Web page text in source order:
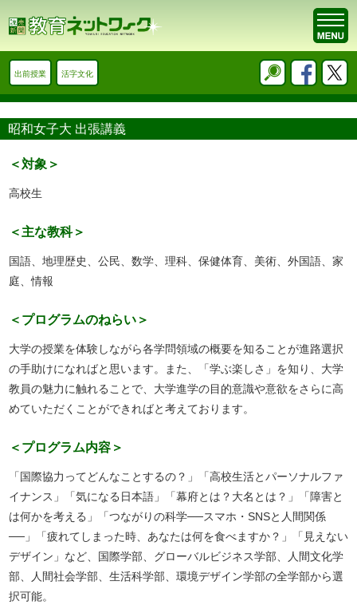
出前授業 活字文化
昭和女子大 出張講義
＜対象＞
高校生
＜主な教科＞
国語、地理歴史、公民、数学、理科、保健体育、美術、外国語、家
庭、情報
＜プログラムのねらい＞
大学の授業を体験しながら各学問領域の概要を知ることが進路選択
の手助けになればと思います。また、「学ぶ楽しさ」を知り、大学
教員の魅力に触れることで、大学進学の目的意識や意欲をさらに高
めていただくことができればと考えております。
＜プログラム内容＞
「国際協力ってどんなことするの？」「高校生活とパーソナルファ
イナンス」「気になる日本語」「幕府とは？大名とは？」「障害と
は何かを考える」「つながりの科学──スマホ・SNSと人間関係
──」「疲れてしまった時、あなたは何を食べますか？」「見えない
デザイン」など、国際学部、グローバルビジネス学部、人間文化学
部、人間社会学部、生活科学部、環境デザイン学部の全学部から選
択可能。